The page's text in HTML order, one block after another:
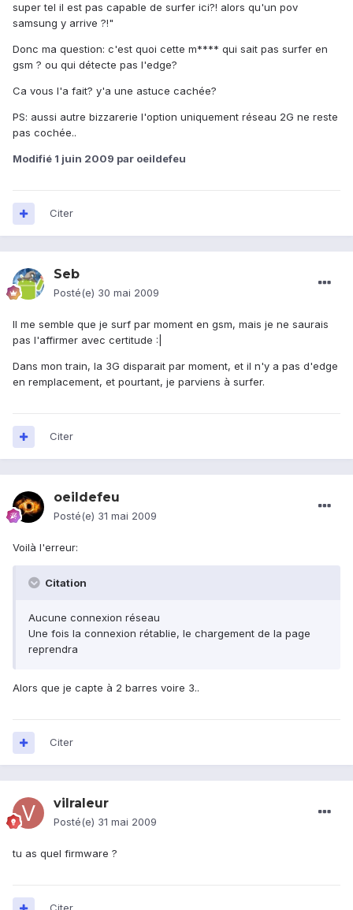
super tel il est pas capable de surfer ici?! alors qu'un pov
samsung y arrive ?!"
Donc ma question: c'est quoi cette m**** qui sait pas surfer en
gsm ? ou qui détecte pas l'edge?
Ca vous l'a fait? y'a une astuce cachée?
PS: aussi autre bizzarerie l'option uniquement réseau 2G ne reste
pas cochée..
Modifié 1 juin 2009 par oeildefeu
Citer
Seb
Posté(e) 30 mai 2009
Il me semble que je surf par moment en gsm, mais je ne saurais
pas l'affirmer avec certitude :|
Dans mon train, la 3G disparait par moment, et il n'y a pas d'edge
en remplacement, et pourtant, je parviens à surfer.
Citer
oeildefeu
Posté(e) 31 mai 2009
Voilà l'erreur:
Citation
Aucune connexion réseau
Une fois la connexion rétablie, le chargement de la page
reprendra
Alors que je capte à 2 barres voire 3..
Citer
vilraleur
Posté(e) 31 mai 2009
tu as quel firmware ?